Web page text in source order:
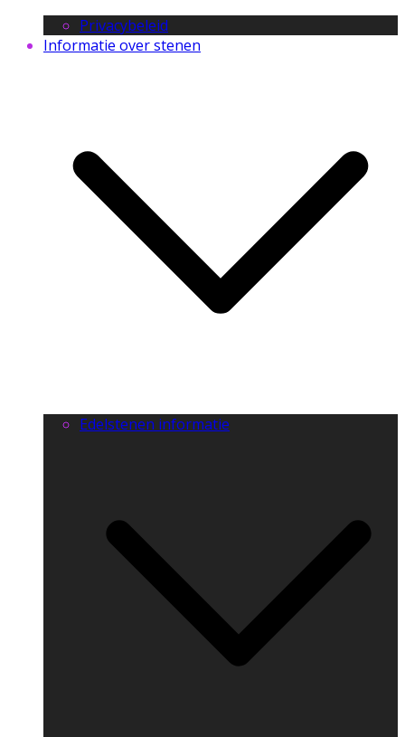
Privacybeleid
Informatie over stenen
Edelstenen informatie